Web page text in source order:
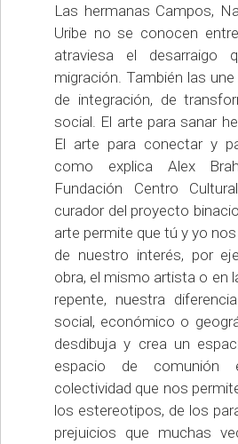
Las hermanas Campos,
Uribe no se conocen
atraviesa el desarraigo
migración. También las
de integración, de
social. El arte para sanar
El arte para conectar y
como explica Alex
Fundación Centro
curador del proyecto
arte permite que tú y yo
de nuestro interés, por
obra, el mismo artista o en
repente, nuestra
social, económico o
desdibuja y crea un
espacio de
colectividad que nos
los estereotipos, de los
prejuicios que muchas